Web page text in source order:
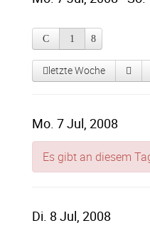
letzte Woche
Mo. 7 Jul, 2008
Es gibt an diesem
Di. 8 Jul, 2008